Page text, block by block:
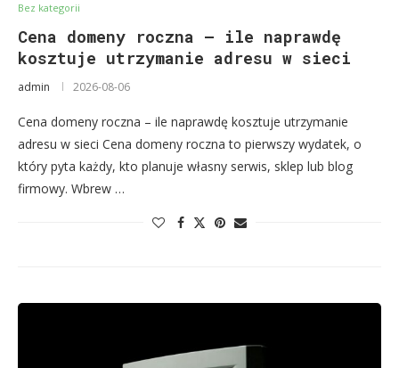
Bez kategorii
Cena domeny roczna – ile naprawdę
kosztuje utrzymanie adresu w sieci
admin 2026-08-06
Cena domeny roczna – ile naprawdę kosztuje utrzymanie
adresu w sieci Cena domeny roczna to pierwszy wydatek, o
który pyta każdy, kto planuje własny serwis, sklep lub blog
firmowy. Wbrew …